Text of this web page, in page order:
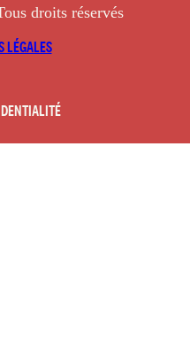
droits réservés
LÉGALES